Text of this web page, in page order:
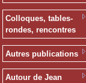
Colloques, tables-
rondes, rencontres
Autres publications
Autour de Jean